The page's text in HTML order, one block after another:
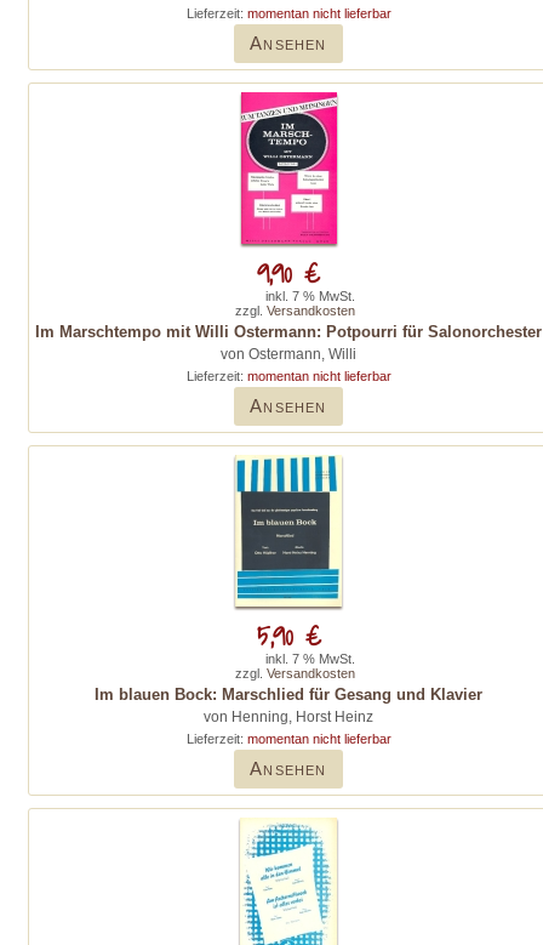
Lieferzeit: momentan nicht lieferbar
Ansehen
Im Marschtempo mit Willi Ostermann: Potpourri für Salonorchester
von Ostermann, Willi
Lieferzeit: momentan nicht lieferbar
Ansehen
9,90 €
inkl. 7 % MwSt.
zzgl. Versandkosten
Im blauen Bock: Marschlied für Gesang und Klavier
von Henning, Horst Heinz
Lieferzeit: momentan nicht lieferbar
Ansehen
5,90 €
inkl. 7 % MwSt.
zzgl. Versandkosten